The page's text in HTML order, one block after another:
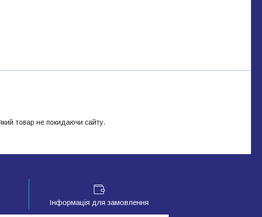
товар не покидаючи сайту.
Інформація для замовлення